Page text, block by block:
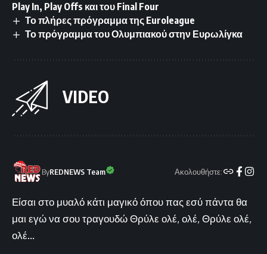
Play In, Play Offs και του Final Four
Το πλήρες πρόγραμμα της Euroleague
Το πρόγραμμα του Ολυμπιακού στην Ευρωλίγκα
VIDEO
ByREDNEWS Team Ακολουθήστε:
Είσαι στο μυαλό κάτι μαγικό όπου πας εσύ πάντα θα
μαι εγώ να σου τραγουδώ Θρύλε ολέ, ολέ, Θρύλε ολέ,
ολέ...